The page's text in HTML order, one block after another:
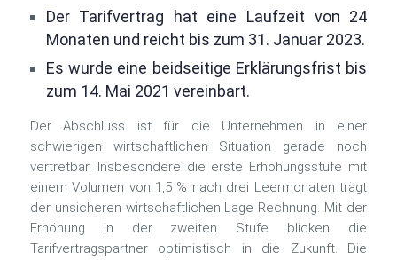
Der Tarifvertrag hat eine Laufzeit von 24
Monaten und reicht bis zum 31. Januar 2023.
Es wurde eine beidseitige Erklärungsfrist bis
zum 14. Mai 2021 vereinbart.
Der Abschluss ist für die Unternehmen in einer
schwierigen wirtschaftlichen Situation gerade noch
vertretbar. Insbesondere die erste Erhöhungsstufe mit
einem Volumen von 1,5 % nach drei Leermonaten trägt
der unsicheren wirtschaftlichen Lage Rechnung. Mit der
Erhöhung in der zweiten Stufe blicken die
Tarifvertragspartner optimistisch in die Zukunft. Die